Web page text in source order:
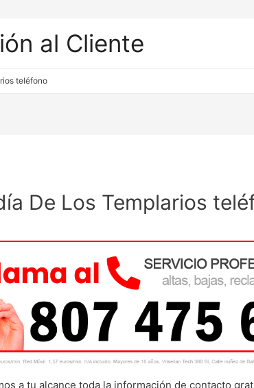
al Cliente
teléfono
De Los Templarios
a tu alcance toda la información de contacto